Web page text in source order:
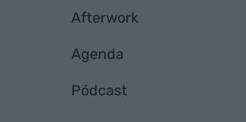
Afterwork
Agenda
Pódcast